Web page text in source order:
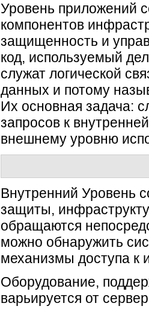
Уровень приложений
компонентов
защищенность и
код, используемый
служат логической
данных и потому
Их основная задача:
запросов к
внешнему уровню
Внутренний Уровень
защиты,
обращаются
можно обнаружить
механизмы доступа к
Оборудование,
варьируется от